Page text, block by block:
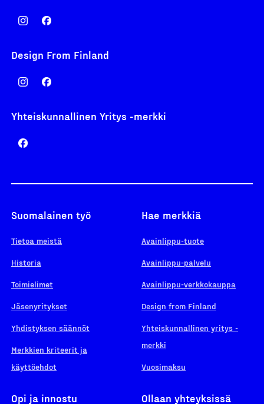
Design From Finland
Yhteiskunnallinen Yritys -merkki
Suomalainen työ
Tietoa meistä
Historia
Toimielimet
Jäsenyritykset
Yhdistyksen säännöt
Merkkien kriteerit ja
käyttöehdot
Hae merkkiä
Avainlippu-tuote
Avainlippu-palvelu
Avainlippu-verkkokauppa
Design from Finland
Yhteiskunnallinen yritys -
merkki
Vuosimaksu
Opi ja innostu Ollaan yhteyksissä